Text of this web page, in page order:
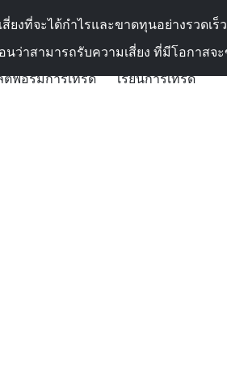
ที่จะได้กำไรและขาดทุนอย่างรวดเร็
าสามารถรับความเสี่ยง ที่มีโอกาสจ
ฟอร์มการเทรด เรียนการเทรด